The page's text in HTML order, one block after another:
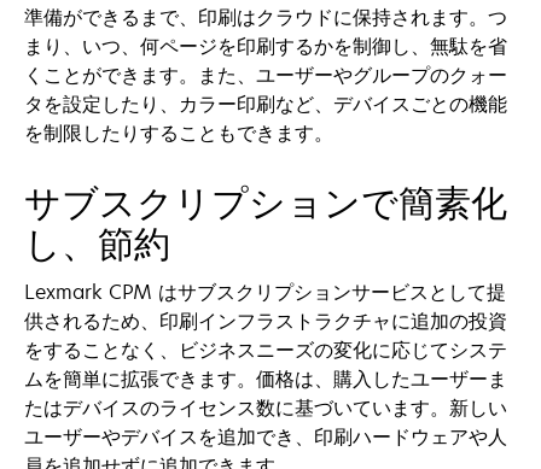
準備ができるまで、印刷はクラウドに保持されます。つ
まり、いつ、何ページを印刷するかを制御し、無駄を省
くことができます。また、ユーザーやグループのクォー
タを設定したり、カラー印刷など、デバイスごとの機能
を制限したりすることもできます。
サブスクリプションで簡素化
し、節約
Lexmark CPM はサブスクリプションサービスとして提
供されるため、印刷インフラストラクチャに追加の投資
をすることなく、ビジネスニーズの変化に応じてシステ
ムを簡単に拡張できます。価格は、購入したユーザーま
たはデバイスのライセンス数に基づいています。新しい
ユーザーやデバイスを追加でき、印刷ハードウェアや人